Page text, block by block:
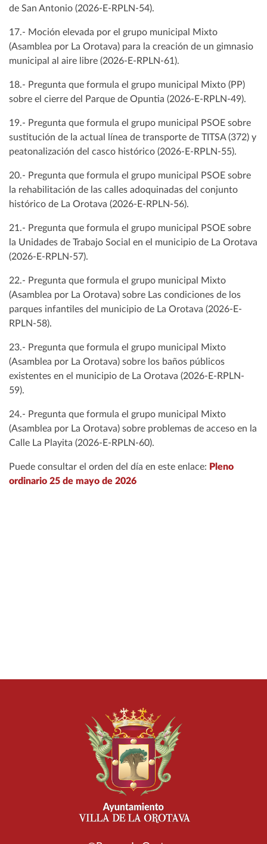
de San Antonio (2026-E-RPLN-54).
17.- Moción elevada por el grupo municipal Mixto
(Asamblea por La Orotava) para la creación de un gimnasio
municipal al aire libre (2026-E-RPLN-61).
18.- Pregunta que formula el grupo municipal Mixto (PP)
sobre el cierre del Parque de Opuntia (2026-E-RPLN-49).
19.- Pregunta que formula el grupo municipal PSOE sobre
sustitución de la actual línea de transporte de TITSA (372) y
peatonalización del casco histórico (2026-E-RPLN-55).
20.- Pregunta que formula el grupo municipal PSOE sobre
la rehabilitación de las calles adoquinadas del conjunto
histórico de La Orotava (2026-E-RPLN-56).
21.- Pregunta que formula el grupo municipal PSOE sobre
la Unidades de Trabajo Social en el municipio de La Orotava
(2026-E-RPLN-57).
22.- Pregunta que formula el grupo municipal Mixto
(Asamblea por La Orotava) sobre Las condiciones de los
parques infantiles del municipio de La Orotava (2026-E-
RPLN-58).
23.- Pregunta que formula el grupo municipal Mixto
(Asamblea por La Orotava) sobre los baños públicos
existentes en el municipio de La Orotava (2026-E-RPLN-
59).
24.- Pregunta que formula el grupo municipal Mixto
(Asamblea por La Orotava) sobre problemas de acceso en la
Calle La Playita (2026-E-RPLN-60).
Puede consultar el orden del día en este enlace: Pleno
ordinario 25 de mayo de 2026